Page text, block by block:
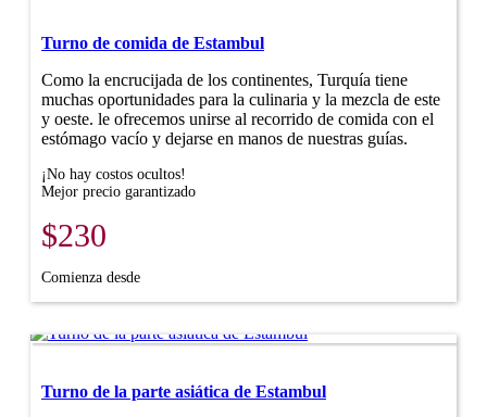
Turno de comida de Estambul
Como la encrucijada de los continentes, Turquía tiene
muchas oportunidades para la culinaria y la mezcla de este
y oeste. le ofrecemos unirse al recorrido de comida con el
estómago vacío y dejarse en manos de nuestras guías.
¡No hay costos ocultos!
Mejor precio garantizado
$230
Comienza desde
Turno de la parte asiática de Estambul